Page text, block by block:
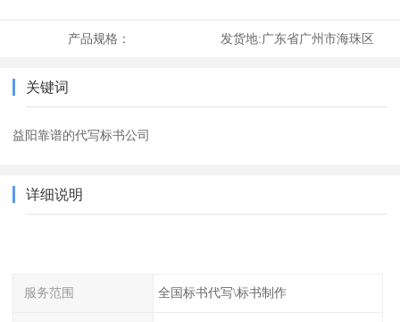
产品规格： 发货地:广东省广州市海珠区
关键词
益阳靠谱的代写标书公司
详细说明
服务范围 全国标书代写\标书制作